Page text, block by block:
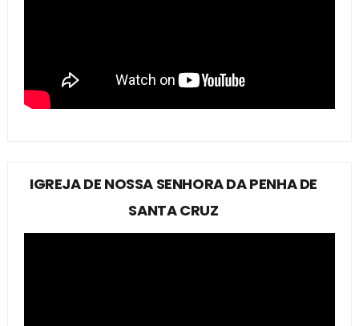
IGREJA DE NOSSA SENHORA DA PENHA DE
SANTA CRUZ